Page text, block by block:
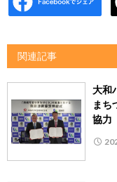
関連記事
大和
まち
協力